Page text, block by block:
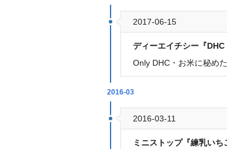
2017-06-15
ディーエイチシー『DHC
Only DHC・お米に秘め
2016-03
2016-03-11
ミニストップ『練乳いち